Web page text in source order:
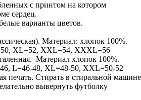
с принтом на котором
сердец.
варианты цветов.
Материал: хлопок 100%.
XL=52, XXL=54, XXXL=56
Материал хлопок 100%.
L=46-48, XL=48-50, XXL=50-52
печать. Стирать в стиральной машине
вывернуть футболку